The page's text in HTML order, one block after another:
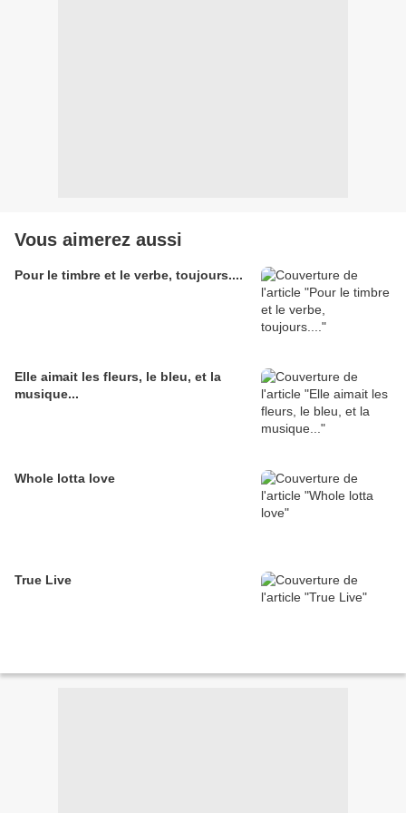
Vous aimerez aussi
Pour le timbre et le verbe, toujours....
Elle aimait les fleurs, le bleu, et la
musique...
Whole lotta love
True Live